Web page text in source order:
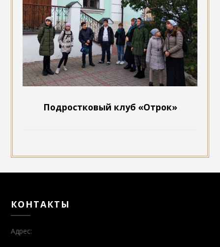
Подростковый клуб «Отрок»
КОНТАКТЫ
Адрес: